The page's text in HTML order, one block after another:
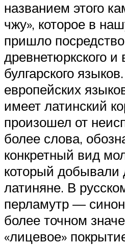
названием этого
чжу», которое в
пришло
древнетюркского и
булгарского
европейских
имеет латинский
произошел от
более слова,
конкретный вид
который добывали
латиняне. В
перламутр —
более точном
«лицевое»